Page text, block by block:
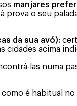
manjares
prova o seu
da sua avó):
cidades acima
las numa
é habitual